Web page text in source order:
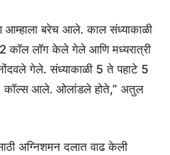
आम्हाला बरेच आले. काल संध्याकाळी
कॉल लॉग केले गेले आणि मध्यरात्री
गेले. संध्याकाळी 5 ते पहाटे 5
कॉल्स आले. ओलांडले होते,” अतुल
अग्निशमन दलात वाढ केली